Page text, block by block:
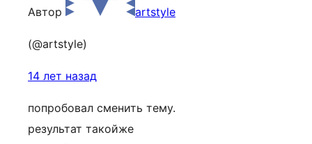
Автор artstyle
(@artstyle)
14 лет назад
попробовал сменить тему.
результат такойже